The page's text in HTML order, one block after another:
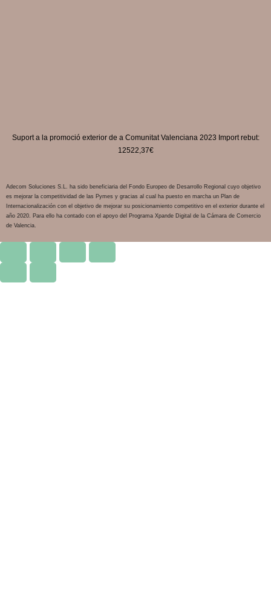
Suport a la promoció exterior de a Comunitat Valenciana 2023 Import rebut:
12522,37€
Adecom Soluciones S.L. ha sido beneficiaria del Fondo Europeo de Desarrollo Regional cuyo objetivo
es mejorar la competitividad de las Pymes y gracias al cual ha puesto en marcha un Plan de
Internacionalización con el objetivo de mejorar su posicionamiento competitivo en el exterior durante el
año 2020. Para ello ha contado con el apoyo del Programa Xpande Digital de la Cámara de Comercio
de Valencia.